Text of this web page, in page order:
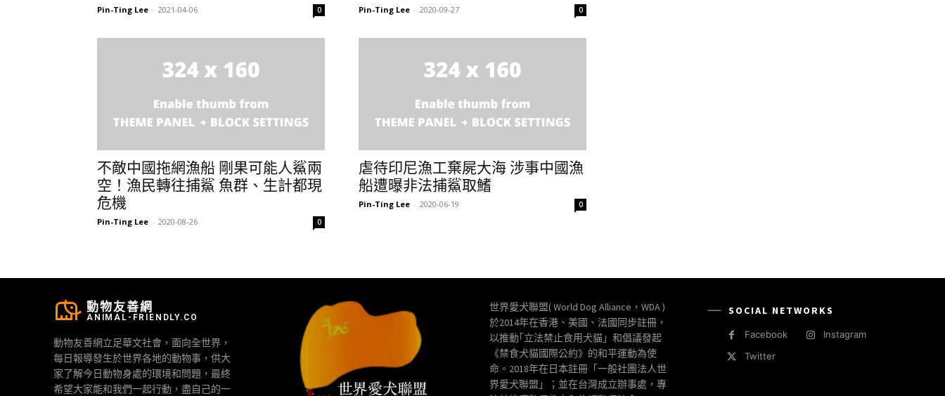
Pin-Ting Lee - 2021-04-06 0 Pin-Ting Lee - 2020-09-27 0
不敵中國拖網漁船 剛果可能人鯊兩
空！漁民轉往捕鯊 魚群、生計都現
危機
Pin-Ting Lee - 2020-08-26 0
虐待印尼漁工棄屍大海 涉事中國漁
船遭曝非法捕鯊取鰭
Pin-Ting Lee - 2020-06-19 0
動物友善網
ANIMAL-FRIENDLY.CO
動物友善網立足華文社會，面向全世界，
每日報導發生於世界各地的動物事，供大
家了解今日動物身處的環境和問題，最終
希望大家能和我們一起行動，盡自己的一
世界愛犬聯盟( World Dog Alliance，WDA )
於2014年在香港、美國、法國同步註冊，
以推動｢立法禁止食用犬貓」和倡議發起
《禁食犬貓國際公約》的和平運動為使
命。2018年在日本註冊「一般社團法人世
界愛犬聯盟」；並在台灣成立辦事處，專
SOCIAL NETWORKS
Facebook
Instagram
Twitter